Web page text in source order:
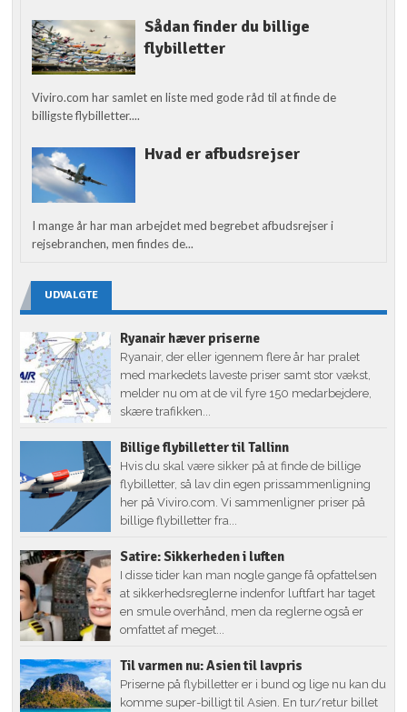
Sådan finder du billige
flybilletter
Viviro.com har samlet en liste med gode råd til at finde de
billigste flybilletter....
Hvad er afbudsrejser
I mange år har man arbejdet med begrebet afbudsrejser i
rejsebranchen, men findes de...
UDVALGTE
Ryanair hæver priserne
Ryanair, der eller igennem flere år har pralet
med markedets laveste priser samt stor vækst,
melder nu om at de vil fyre 150 medarbejdere,
skære trafikken...
Billige flybilletter til Tallinn
Hvis du skal være sikker på at finde de billige
flybilletter, så lav din egen prissammenligning
her på Viviro.com. Vi sammenligner priser på
billige flybilletter fra...
Satire: Sikkerheden i luften
I disse tider kan man nogle gange få opfattelsen
at sikkerhedsreglerne indenfor luftfart har taget
en smule overhånd, men da reglerne også er
omfattet af meget...
Til varmen nu: Asien til lavpris
Priserne på flybilletter er i bund og lige nu kan du
komme super-billigt til Asien. En tur/retur billet